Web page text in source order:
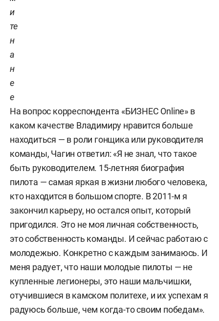
и
те
н
а
н
е
е
На вопрос корреспондента «БИЗНЕС Online» в
каком качестве Владимиру нравится больше
находиться — в роли гонщика или руководителя
команды, Чагин ответил: «Я не знал, что такое
быть руководителем. 15-летняя биография
пилота — самая яркая в жизни любого человека,
кто находится в большом спорте. В 2011-м я
закончил карьеру, но остался опыт, который
пригодился. Это не моя личная собственность,
это собственность команды. И сейчас работаю с
молодежью. Конкретно с каждым занимаюсь. И
меня радует, что наши молодые пилоты — не
купленные легионеры, это наши мальчишки,
отучившиеся в камском политехе, и их успехам я
радуюсь больше, чем когда-то своим победам».